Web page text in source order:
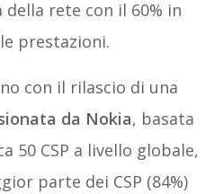
rete con il 60% in
prestazioni.
con il rilascio di una
da Nokia, basata
50 CSP a livello globale,
parte dei CSP (84%)